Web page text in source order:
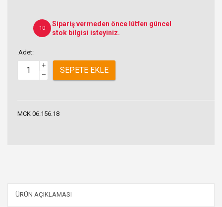
10
Sipariş vermeden önce lütfen güncel
stok bilgisi isteyiniz.
Adet:
+
–
SEPETE EKLE
MCK 06.156.18
ÜRÜN AÇIKLAMASI